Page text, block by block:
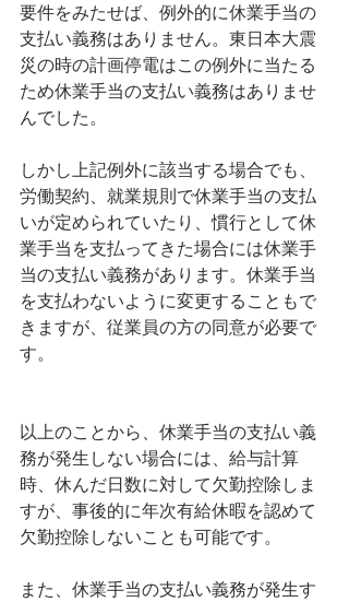
要件をみたせば、例外的に休業手当の
支払い義務はありません。東日本大震
災の時の計画停電はこの例外に当たる
ため休業手当の支払い義務はありませ
んでした。
しかし上記例外に該当する場合でも、
労働契約、就業規則で休業手当の支払
いが定められていたり、慣行として休
業手当を支払ってきた場合には休業手
当の支払い義務があります。休業手当
を支払わないように変更することもで
きますが、従業員の方の同意が必要で
す。
以上のことから、休業手当の支払い義
務が発生しない場合には、給与計算
時、休んだ日数に対して欠勤控除しま
すが、事後的に年次有給休暇を認めて
欠勤控除しないことも可能です。
また、休業手当の支払い義務が発生す